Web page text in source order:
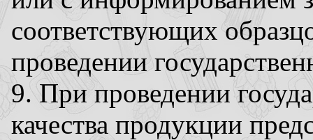
соответствующих
проведении
9. При проведении
качества продукции